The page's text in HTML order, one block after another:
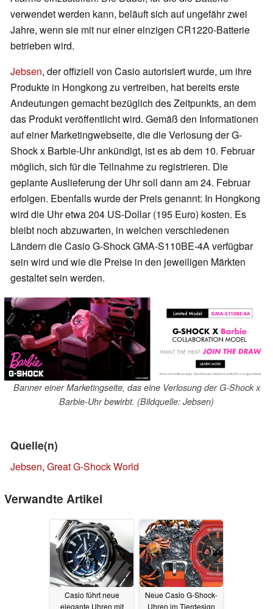
verwendet werden kann, beläuft sich auf ungefähr zwei
Jahre, wenn sie mit nur einer einzigen CR1220-Batterie
betrieben wird.
Jebsen, der offiziell von Casio autorisiert wurde, um ihre
Produkte in Hongkong zu vertreiben, hat bereits erste
Andeutungen gemacht bezüglich des Zeitpunkts, an dem
das Produkt veröffentlicht wird. Gemäß den Informationen
auf einer Marketingwebseite, die die Verlosung der G-
Shock x Barbie-Uhr ankündigt, ist es ab dem 10. Februar
möglich, sich für die Teilnahme zu registrieren. Die
geplante Auslieferung der Uhr soll dann am 24. Februar
erfolgen. Ebenfalls wurde der Preis genannt: In Hongkong
wird die Uhr etwa 204 US-Dollar (195 Euro) kosten. Es
bleibt noch abzuwarten, in welchen verschiedenen
Ländern die Casio G-Shock GMA-S110BE-4A verfügbar
sein wird und wie die Preise in den jeweiligen Märkten
gestaltet sein werden.
Banner einer Marketingseite, das eine Verlosung der G-Shock x
Barbie-Uhr bewirbt. (Bildquelle: Jebsen)
Quelle(n)
Jebsen, Great G-Shock World
Verwandte Artikel
Casio führt neue
elegante Uhren mit
Neue Casio G-Shock-
Uhren im Tierdesign